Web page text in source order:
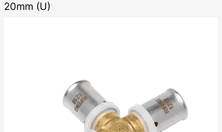
20mm (U)